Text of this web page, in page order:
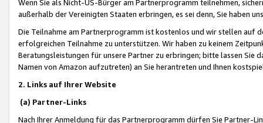
Wenn Sie als Nicht-US-Bürger am Partnerprogramm teilnehmen,
außerhalb der Vereinigten Staaten erbringen, es sei denn, Sie haben
Die Teilnahme am Partnerprogramm ist kostenlos und wir stellen auf
erfolgreichen Teilnahme zu unterstützen. Wir haben zu keinem
Beratungsleistungen für unsere Partner zu erbringen; bitte lassen Sie
Namen von Amazon aufzutreten) an Sie herantreten und Ihnen
2. Links auf Ihrer Website
(a) Partner-Links
Nach Ihrer Anmeldung für das Partnerprogramm dürfen Sie Partner-